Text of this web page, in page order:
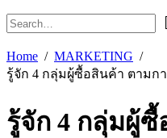
Home
MARKETING
รู้จัก 4 กลุ่มผู้ซื้อสินค้า ตามก
รู้จัก 4 กลุ่มผู้